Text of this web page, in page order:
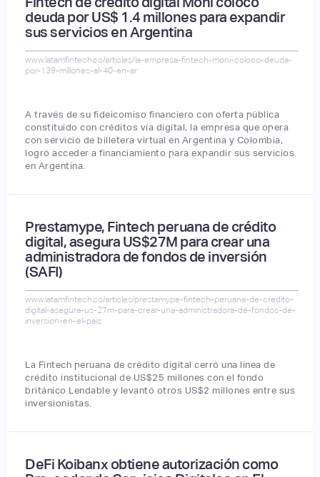
deuda por US$ 1.4 millones para expandir
sus servicios en Argentina
www.latamfintech.co/articles/la-empresa-fintech-moni-coloco-deuda-
por-139-millones-al-40-en-ar
A través de su fideicomiso financiero con oferta pública
constituido con créditos vía digital, la empresa que opera
con servicio de billetera virtual en Argentina y Colombia,
logró acceder a financiamiento para expandir sus servicios
en Argentina.
Prestamype, Fintech peruana de crédito
digital, asegura US$27M para crear una
administradora de fondos de inversión
(SAFI)
www.latamfintech.co/articles/prestamype-fintech-peruana-de-credito-
digital-asegura-us-27m-para-crear-una-administradora-de-fondos-de-
inversion-en-el-pais
La Fintech peruana de crédito digital cerró una línea de
crédito institucional de US$25 millones con el fondo
británico Lendable y levantó otros US$2 millones entre sus
inversionistas.
DeFi Koibanx obtiene autorización como